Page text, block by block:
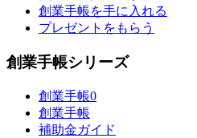
創業手帳を手に入れる
プレゼントをもらう
創業手帳シリーズ
創業手帳0
創業手帳
補助金ガイド